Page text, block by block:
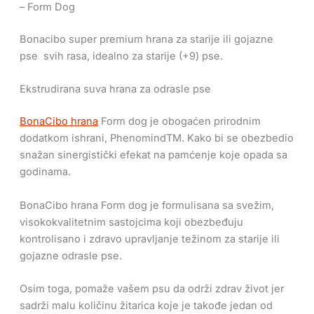
– Form Dog
Bonacibo super premium hrana za starije ili gojazne
pse svih rasa, idealno za starije (+9) pse.
Ekstrudirana suva hrana za odrasle pse
BonaCibo hrana Form dog je obogaćen prirodnim
dodatkom ishrani, PhenomindTM. Kako bi se obezbedio
snažan sinergistički efekat na pamćenje koje opada sa
godinama.
BonaCibo hrana Form dog je formulisana sa svežim,
visokokvalitetnim sastojcima koji obezbeđuju
kontrolisano i zdravo upravljanje težinom za starije ili
gojazne odrasle pse.
Osim toga, pomaže vašem psu da održi zdrav život jer
sadrži malu količinu žitarica koje je takođe jedan od